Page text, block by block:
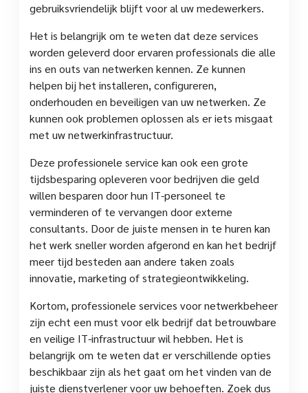
gebruiksvriendelijk blijft voor al uw medewerkers.
Het is belangrijk om te weten dat deze services
worden geleverd door ervaren professionals die alle
ins en outs van netwerken kennen. Ze kunnen
helpen bij het installeren, configureren,
onderhouden en beveiligen van uw netwerken. Ze
kunnen ook problemen oplossen als er iets misgaat
met uw netwerkinfrastructuur.
Deze professionele service kan ook een grote
tijdsbesparing opleveren voor bedrijven die geld
willen besparen door hun IT-personeel te
verminderen of te vervangen door externe
consultants. Door de juiste mensen in te huren kan
het werk sneller worden afgerond en kan het bedrijf
meer tijd besteden aan andere taken zoals
innovatie, marketing of strategieontwikkeling.
Kortom, professionele services voor netwerkbeheer
zijn echt een must voor elk bedrijf dat betrouwbare
en veilige IT-infrastructuur wil hebben. Het is
belangrijk om te weten dat er verschillende opties
beschikbaar zijn als het gaat om het vinden van de
juiste dienstverlener voor uw behoeften. Zoek dus